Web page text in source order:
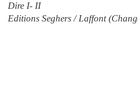
Dire I- II
Editions Seghers / Laffont